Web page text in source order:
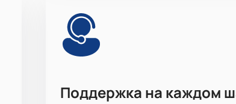
Поддержка на каждом